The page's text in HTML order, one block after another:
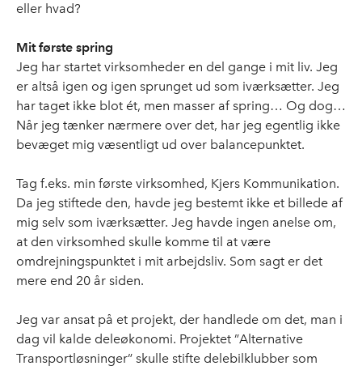
eller hvad?
Mit første spring
Jeg har startet virksomheder en del gange i mit liv. Jeg
er altså igen og igen sprunget ud som iværksætter. Jeg
har taget ikke blot ét, men masser af spring… Og dog…
Når jeg tænker nærmere over det, har jeg egentlig ikke
bevæget mig væsentligt ud over balancepunktet.
Tag f.eks. min første virksomhed, Kjers Kommunikation.
Da jeg stiftede den, havde jeg bestemt ikke et billede af
mig selv som iværksætter. Jeg havde ingen anelse om,
at den virksomhed skulle komme til at være
omdrejningspunktet i mit arbejdsliv. Som sagt er det
mere end 20 år siden.
Jeg var ansat på et projekt, der handlede om det, man i
dag vil kalde deleøkonomi. Projektet ”Alternative
Transportløsninger” skulle stifte delebilklubber som